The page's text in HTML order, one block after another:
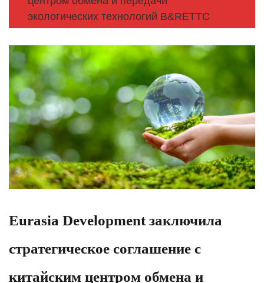
экологических технологий B&RETTC
Eurasia Development заключила
стратегическое соглашение с
китайским центром обмена и